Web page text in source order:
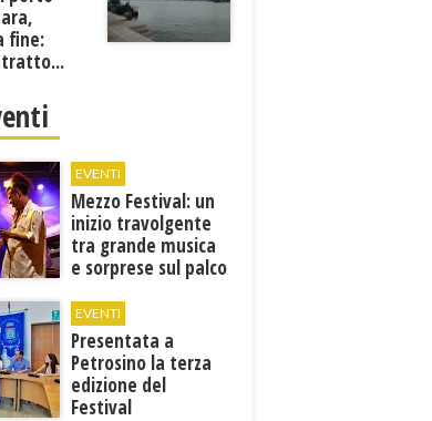
fine:
EVENTI
Mezzo Festival: un
inizio travolgente
tra grande musica
e sorprese sul palco
EVENTI
Presentata a
Petrosino la terza
edizione del
Festival